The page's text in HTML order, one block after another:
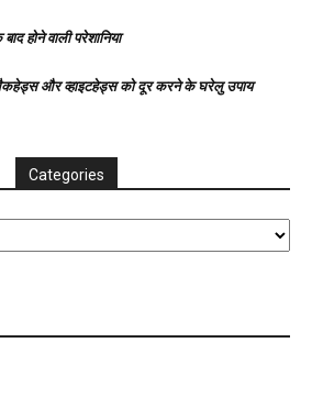
होने वाली परेशानिया
और व्हाइटहेड्स को दूर करने के घरेलु उपाय
Categories